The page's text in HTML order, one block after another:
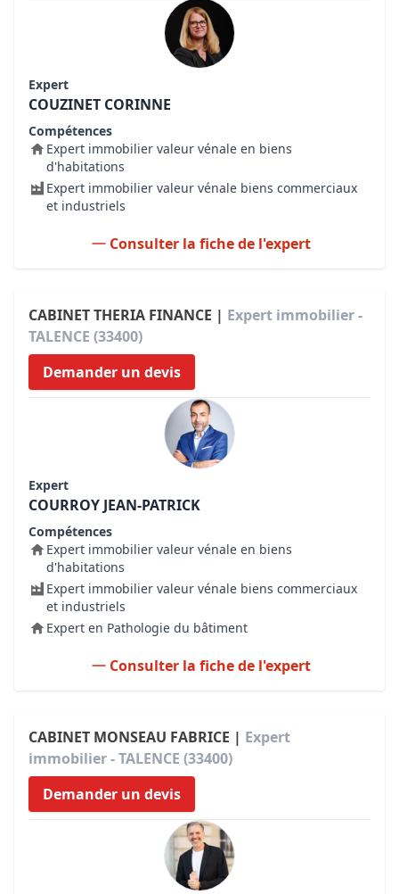
Expert
COUZINET CORINNE
Compétences
Expert immobilier valeur vénale en biens
d'habitations
Expert immobilier valeur vénale biens commerciaux
et industriels
Consulter la fiche de l'expert
CABINET THERIA FINANCE | Expert immobilier -
TALENCE (33400)
Demander un devis
Expert
COURROY JEAN-PATRICK
Compétences
Expert immobilier valeur vénale en biens
d'habitations
Expert immobilier valeur vénale biens commerciaux
et industriels
Expert en Pathologie du bâtiment
Consulter la fiche de l'expert
CABINET MONSEAU FABRICE | Expert
immobilier - TALENCE (33400)
Demander un devis